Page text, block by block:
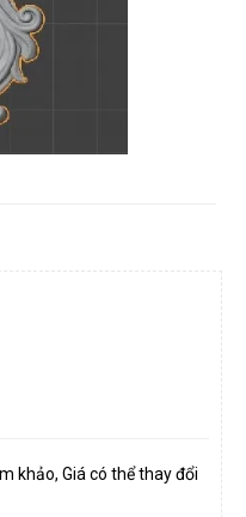
khảo, Giá có thể thay đổi